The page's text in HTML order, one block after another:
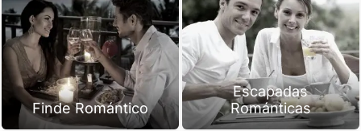
Finde Romántico
Escapadas
Románticas